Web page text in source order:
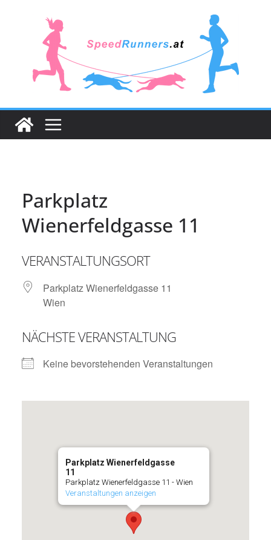
Parkplatz
Wienerfeldgasse 11
VERANSTALTUNGSORT
Parkplatz Wienerfeldgasse 11
Wien
NÄCHSTE VERANSTALTUNG
Keine bevorstehenden Veranstaltungen
Parkplatz Wienerfeldgasse
11
Parkplatz Wienerfeldgasse 11 - Wien
Veranstaltungen anzeigen